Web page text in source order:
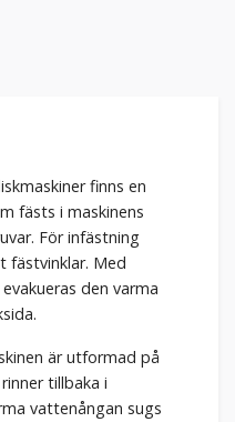
finns en
fästs i maskinens
För infästning
fästvinklar. Med
den varma
är utformad på
tillbaka i
vattenångan sugs